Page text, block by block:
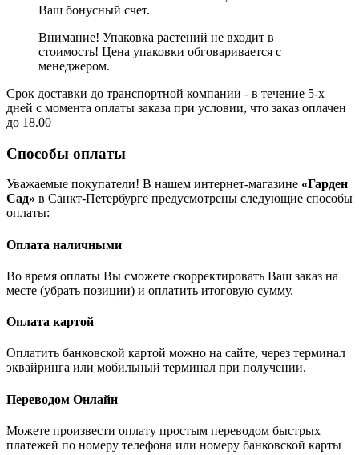
Ваш бонусный счет.
Внимание! Упаковка растений не входит в
стоимость! Цена упаковки обговаривается с
менеджером.
Срок доставки до транспортной компании - в течение 5-х
дней с момента оплаты заказа при условии, что заказ оплачен
до 18.00
Способы оплаты
Уважаемые покупатели! В нашем интернет-магазине «Гарден
Сад» в Санкт-Петербурге предусмотрены следующие способы
оплаты:
Оплата наличными
Во время оплаты Вы сможете скорректировать Ваш заказ на
месте (убрать позиции) и оплатить итоговую сумму.
Оплата картой
Оплатить банковской картой можно на сайте, через терминал
эквайринга или мобильный терминал при получении.
Переводом Онлайн
Можете произвести оплату простым переводом быстрых
платежей по номеру телефона или номеру банковской карты